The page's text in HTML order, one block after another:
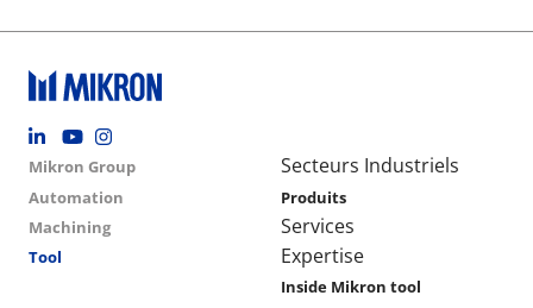
Footer social
Group menu
Mikron Group
Automation
Machining
Tool
Main navigation
Secteurs Industriels
Produits
Services
Expertise
Inside Mikron tool